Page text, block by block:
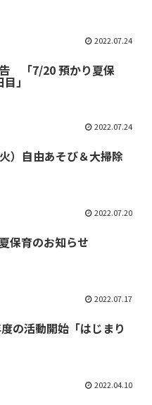
2022.07.24
「7/20 預かり夏保
」
2022.07.24
）自由あそび＆大掃除
2022.07.20
保育のお知らせ
2022.07.17
の活動開始「はじまり
2022.04.10